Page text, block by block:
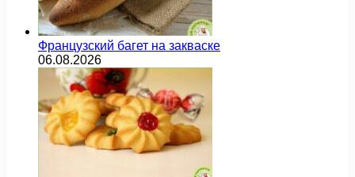
Французский багет на закваске
06.08.2026